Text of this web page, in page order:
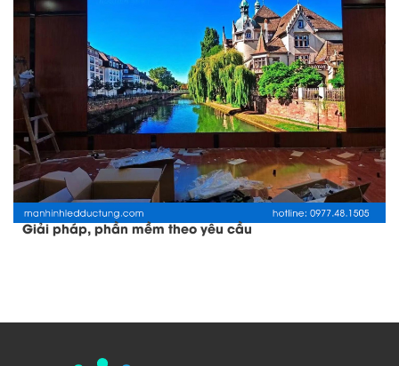
Giải pháp, phần mềm theo yêu cầu